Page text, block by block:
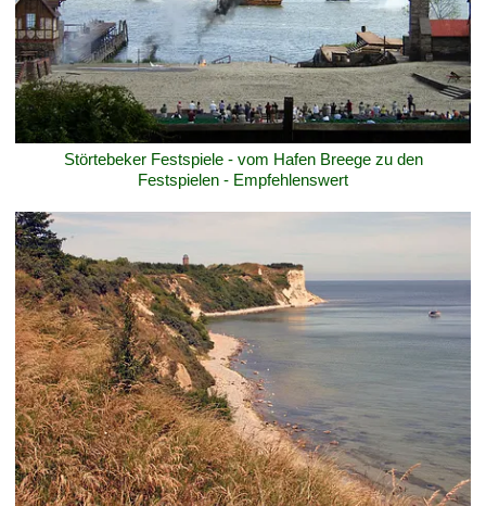
Störtebeker Festspiele - vom Hafen Breege zu den
Festspielen - Empfehlenswert